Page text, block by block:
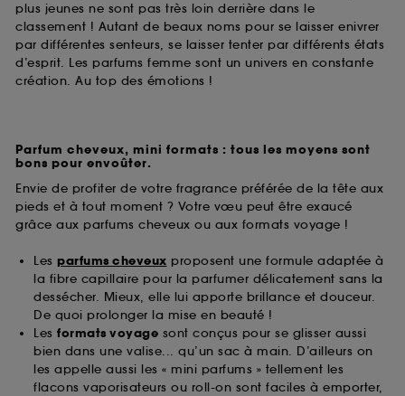
plus jeunes ne sont pas très loin derrière dans le
classement ! Autant de beaux noms pour se laisser enivrer
par différentes senteurs, se laisser tenter par différents états
d’esprit. Les parfums femme sont un univers en constante
création. Au top des émotions !
Parfum cheveux, mini formats : tous les moyens sont
bons pour envoûter.
Envie de profiter de votre fragrance préférée de la tête aux
pieds et à tout moment ? Votre vœu peut être exaucé
grâce aux parfums cheveux ou aux formats voyage !
Les parfums cheveux proposent une formule adaptée à
la fibre capillaire pour la parfumer délicatement sans la
dessécher. Mieux, elle lui apporte brillance et douceur.
De quoi prolonger la mise en beauté !
Les formats voyage sont conçus pour se glisser aussi
bien dans une valise... qu’un sac à main. D’ailleurs on
les appelle aussi les « mini parfums » tellement les
flacons vaporisateurs ou roll-on sont faciles à emporter,